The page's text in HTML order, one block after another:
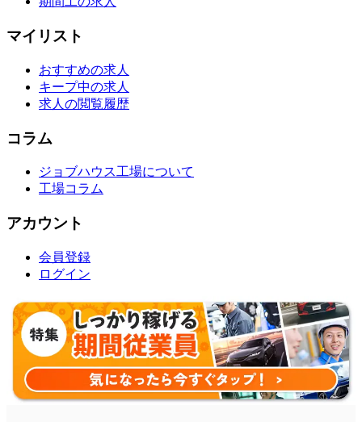
マイリスト
おすすめの求人
キープ中の求人
求人の閲覧履歴
コラム
ジョブハウス工場について
工場コラム
アカウント
会員登録
ログイン